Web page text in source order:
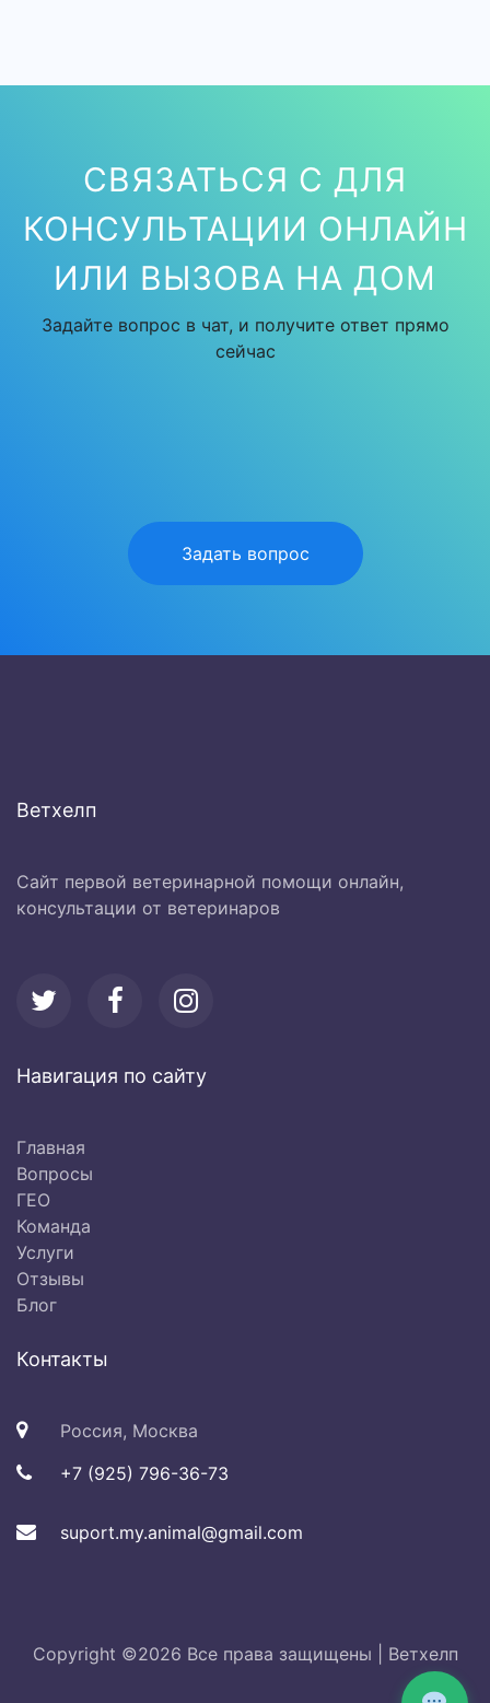
СВЯЗАТЬСЯ С ДЛЯ
КОНСУЛЬТАЦИИ ОНЛАЙН
ИЛИ ВЫЗОВА НА ДОМ
Задайте вопрос в чат, и получите ответ прямо
сейчас
Задать вопрос
Ветхелп
Сайт первой ветеринарной помощи онлайн,
консультации от ветеринаров
Навигация по сайту
Главная
Вопросы
ГЕО
Команда
Услуги
Отзывы
Блог
Контакты
Россия, Москва
+7 (925) 796-36-73
suport.my.animal@gmail.com
Copyright ©2026 Все права защищены | Ветхелп